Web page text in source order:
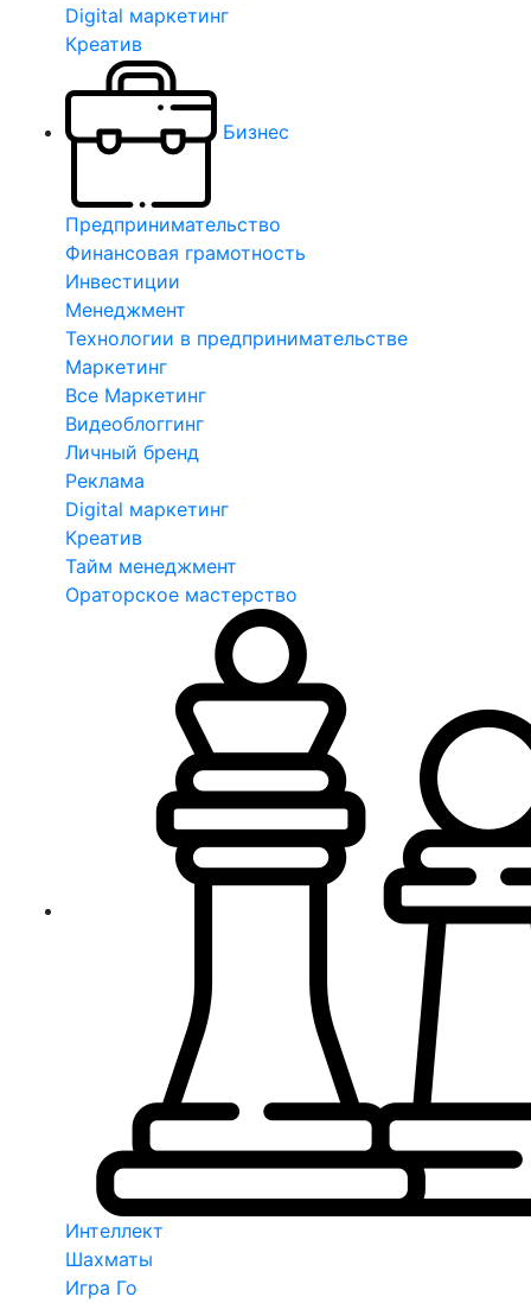
Digital маркетинг
Креатив
Бизнес
Предпринимательство
Финансовая грамотность
Инвестиции
Менеджмент
Технологии в предпринимательстве
Маркетинг
Все Маркетинг
Видеоблоггинг
Личный бренд
Реклама
Digital маркетинг
Креатив
Тайм менеджмент
Ораторское мастерство
Интеллект
Шахматы
Игра Го